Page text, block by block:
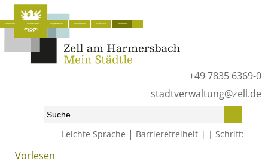
+49 7835 6369-0
stadtverwaltung@zell.de
Leichte Sprache | Barrierefreiheit Schrift:
Aktuelles Unsere Stadt Bürgerservice Lokalpolitik Wirtschaft Tourismus
Start» Tourismus» Sehenswürdigkeiten und Museen
Vorlesen